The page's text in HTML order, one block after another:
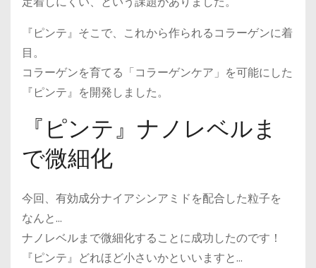
『ピンテ』そこで、これから作られるコラーゲンに着
目。
コラーゲンを育てる「コラーゲンケア」を可能にした
『ピンテ』を開発しました。
『ピンテ』ナノレベルま
で微細化
今回、有効成分ナイアシンアミドを配合した粒子を
なんと…
ナノレベルまで微細化することに成功したのです！
『ピンテ』どれほど小さいかといいますと…